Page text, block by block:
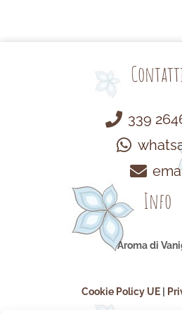
339
Info
Aroma di
Cookie Policy UE